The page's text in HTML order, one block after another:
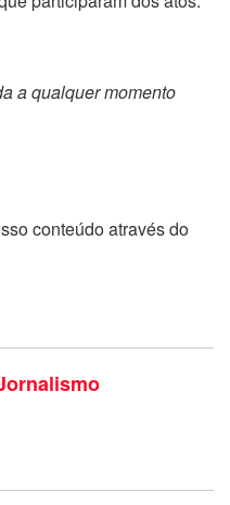
a qualquer momento
conteúdo através do